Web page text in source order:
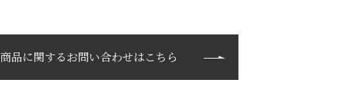
商品に関するお問い合わせはこちら